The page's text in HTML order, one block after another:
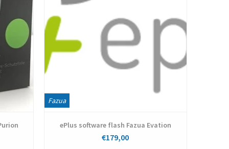
Fazua
ePlus software flash Fazua Evation
€179,00